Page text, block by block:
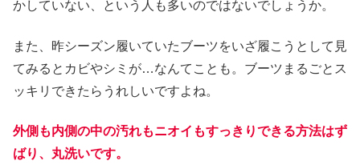
かしていない、という人も多いのではないでしょうか。
また、昨シーズン履いていたブーツをいざ履こうとして見
てみるとカビやシミが…なんてことも。ブーツまるごとス
ッキリできたらうれしいですよね。
外側も内側の中の汚れもニオイもすっきりできる方法はず
ばり、丸洗いです。